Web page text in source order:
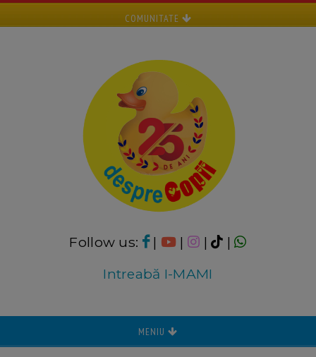
COMUNITATE
Follow us: | | |
|
Intreabă I-MAMI
MENIU